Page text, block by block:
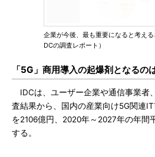
企業が今後、最も重要になると考え
DCの調査レポート）
「5G」商用導入の起爆剤となるの
IDCは、ユーザー企業や通信事業者
査結果から、国内の産業向け5G関連
を2106億円、2020年～2027年の年間
する。